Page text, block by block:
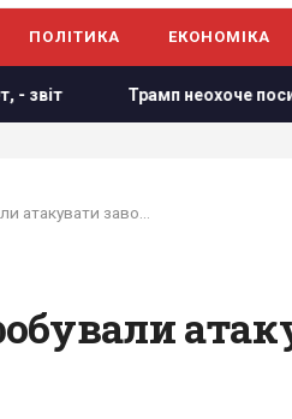
ПОЛІТИКА ЕКОНОМІКА
неохоче посилює тиск на РФ,